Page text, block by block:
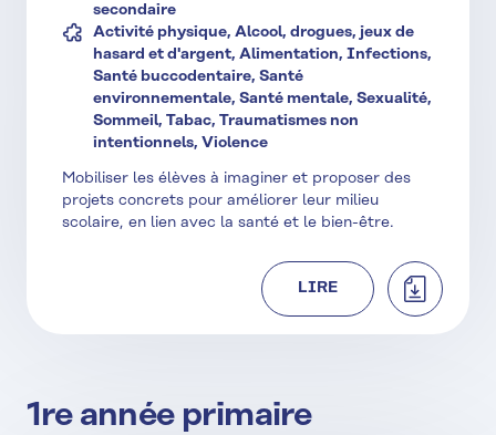
secondaire
Activité physique, Alcool, drogues, jeux de
hasard et d'argent, Alimentation, Infections,
Santé buccodentaire, Santé
environnementale, Santé mentale, Sexualité,
Sommeil, Tabac, Traumatismes non
intentionnels, Violence
Mobiliser les élèves à imaginer et proposer des
projets concrets pour améliorer leur milieu
scolaire, en lien avec la santé et le bien-être.
LIRE
1re année primaire